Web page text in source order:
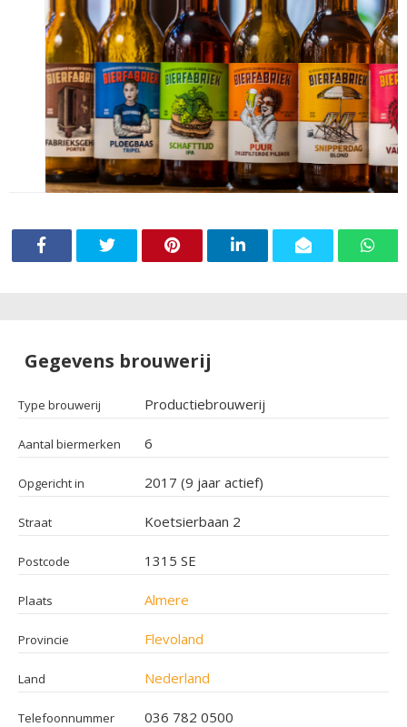
Gegevens brouwerij
Type brouwerij Productiebrouwerij
Aantal biermerken 6
Opgericht in 2017 (9 jaar actief)
Straat Koetsierbaan 2
Postcode 1315 SE
Plaats Almere
Provincie Flevoland
Land Nederland
Telefoonnummer 036 782 0500